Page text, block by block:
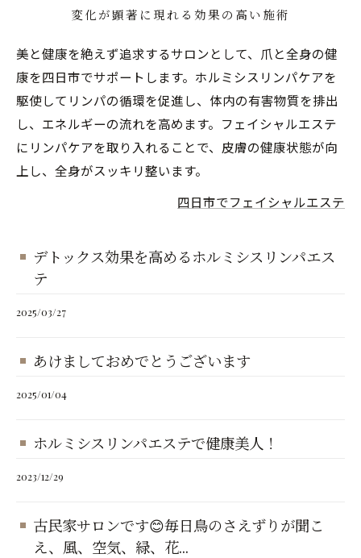
変化が顕著に現れる効果の高い施術
美と健康を絶えず追求するサロンとして、爪と全身の健
康を四日市でサポートします。ホルミシスリンパケアを
駆使してリンパの循環を促進し、体内の有害物質を排出
し、エネルギーの流れを高めます。フェイシャルエステ
にリンパケアを取り入れることで、皮膚の健康状態が向
上し、全身がスッキリ整います。
四日市でフェイシャルエステ
デトックス効果を高めるホルミシスリンパエス
テ
2025/03/27
あけましておめでとうございます
2025/01/04
ホルミシスリンパエステで健康美人！
2023/12/29
古民家サロンです😊毎日鳥のさえずりが聞こ
え、風、空気、緑、花...